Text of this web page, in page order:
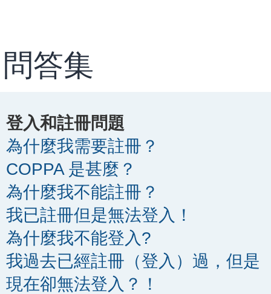
問答集
登入和註冊問題
為什麼我需要註冊？
COPPA 是甚麼？
為什麼我不能註冊？
我已註冊但是無法登入！
為什麼我不能登入?
我過去已經註冊（登入）過，但是
現在卻無法登入？！